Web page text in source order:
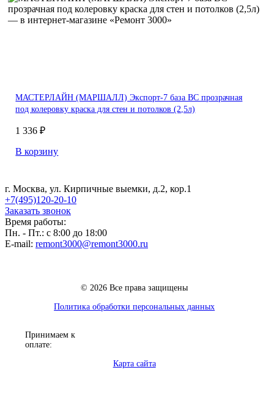
МАСТЕРЛАЙН (МАРШАЛЛ) Экспорт-7 база BC прозрачная
под колеровку краска для стен и потолков (2,5л)
1 336 ₽
В корзину
г. Москва, ул. Кирпичные выемки, д.2, кор.1
+7(495)120-20-10
Заказать звонок
Время работы:
Пн. - Пт.: с 8:00 до 18:00
E-mail: remont3000@remont3000.ru
© 2026 Все права защищены
Политика обработки персональных данных
Принимаем к
оплате:
Карта сайта